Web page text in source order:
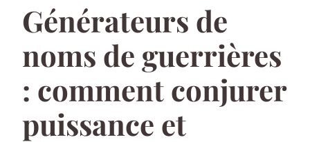
Générateurs de
noms de guerrières
: comment conjurer
puissance et